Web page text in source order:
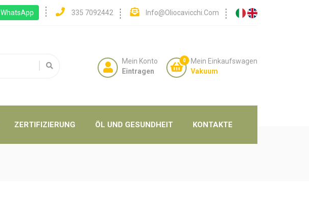
WhatsApp 335 7092442 Info@oliocavicchi.com
Mein Konto
Eintragen
0
Mein Einkaufswagen
Vakuum
ZERTIFIZIERUNG ÖL UND GESUNDHEIT KONTAKTE